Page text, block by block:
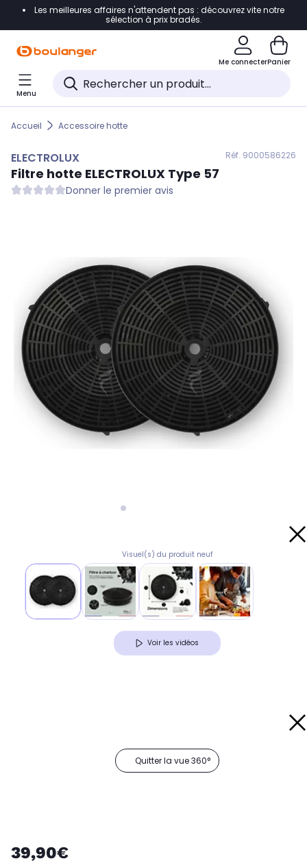
Accéder directement à la navigation
Accéder directement au pied de page
Accéder directement au chatbot
Les meilleures affaires n'attendent pas : découvrez vite notre
sélection à prix bradés.
Me connecterPanier
Menu
Accueil Accessoire hotte
ELECTROLUX Réf. 9000586226
Filtre hotte ELECTROLUX Type 57
Donner le premier avis
Visuel(s) du produit neuf
Voir les vidéos
Quitter la vue 360°
39,90€